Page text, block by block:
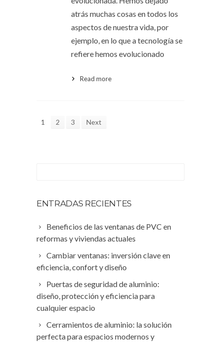
atrás muchas cosas en todos los
aspectos de nuestra vida, por
ejemplo, en lo que a tecnología se
refiere hemos evolucionado
Read more
1 2 3 Next
ENTRADAS RECIENTES
Beneficios de las ventanas de PVC en
reformas y viviendas actuales
Cambiar ventanas: inversión clave en
eficiencia, confort y diseño
Puertas de seguridad de aluminio:
diseño, protección y eficiencia para
cualquier espacio
Cerramientos de aluminio: la solución
perfecta para espacios modernos y